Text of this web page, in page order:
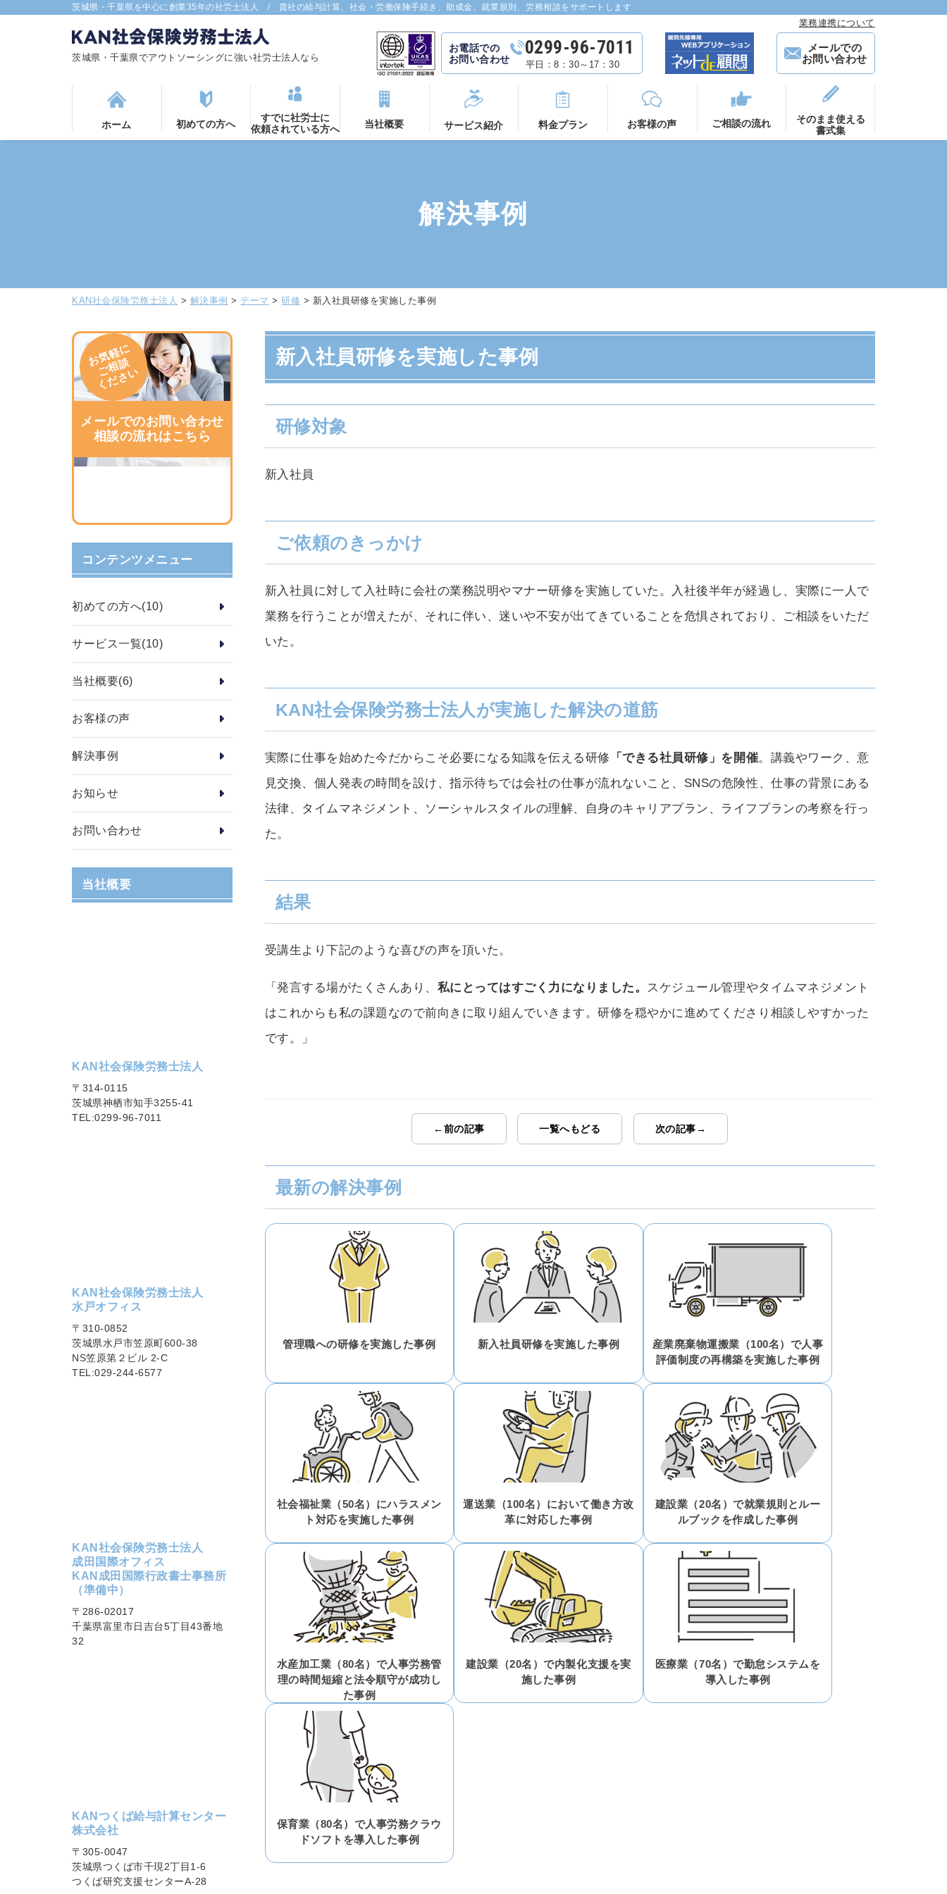
茨城県・千葉県を中心に創業35年の社労士法人 / 貴社の給与計算、社会・労働保険手続き、助成金、就業規則、労務相談をサポートします
茨城県・千葉県でアウトソーシングに強い社労士法人なら
業務連携について
お電話での
お問い合わせ
0299-96-7011
平日：8：30～17：30
メールでの
お問い合わせ
ホーム 初めての方へ
すでに社労士に
依頼されている方へ
当社概要 サービス紹介 料金プラン お客様の声 ご相談の流れ
そのまま使える
書式集
解決事例
KAN社会保険労務士法人 > 解決事例 > テーマ >研修 > 新入社員研修を実施した事例
お気軽に
ご相談
ください
メールでのお問い合わせ
相談の流れはこちら
コンテンツメニュー
初めての方へ(10)
サービス一覧(10)
当社概要(6)
お客様の声
解決事例
お知らせ
お問い合わせ
当社概要
KAN社会保険労務士法人
〒314-0115
茨城県神栖市知手3255-41
TEL:0299-96-7011
KAN社会保険労務士法人
水戸オフィス
〒310-0852
茨城県水戸市笠原町600-38
NS笠原第２ビル 2-C
TEL:029-244-6577
KAN社会保険労務士法人
成田国際オフィス
KAN成田国際行政書士事務所
（準備中）
〒286-02017
千葉県富里市日吉台5丁目43番地
32
KANつくば給与計算センター
株式会社
〒305-0047
茨城県つくば市千現2丁目1-6
つくば研究支援センターA-28
新入社員研修を実施した事例
研修対象
新入社員
ご依頼のきっかけ
新入社員に対して入社時に会社の業務説明やマナー研修を実施していた。入社後半年が経過し、実際に一人で
業務を行うことが増えたが、それに伴い、迷いや不安が出てきていることを危惧されており、ご相談をいただ
いた。
KAN社会保険労務士法人が実施した解決の道筋
実際に仕事を始めた今だからこそ必要になる知識を伝える研修 「できる社員研修」を開催。講義やワーク、意
見交換、個人発表の時間を設け、指示待ちでは会社の仕事が流れないこと、SNSの危険性、仕事の背景にある
法律、タイムマネジメント、ソーシャルスタイルの理解、自身のキャリアプラン、ライフプランの考察を行っ
た。
結果
受講生より下記のような喜びの声を頂いた。
「発言する場がたくさんあり、 私にとってはすごく力になりました。 スケジュール管理やタイムマネジメント
はこれからも私の課題なので前向きに取り組んでいきます。研修を穏やかに進めてくださり相談しやすかった
です。」
←前の記事 一覧へもどる 次の記事→
最新の解決事例
管理職への研修を実施した事例 新入社員研修を実施した事例
産業廃棄物運搬業（100名）で人事
評価制度の再構築を実施した事例
社会福祉業（50名）にハラスメン
ト対応を実施した事例
運送業（100名）において働き方改
革に対応した事例
建設業（20名）で就業規則とルー
ルブックを作成した事例
水産加工業（80名）で人事労務管
理の時間短縮と法令順守が成功し
た事例
建設業（20名）で内製化支援を実
施した事例
医療業（70名）で勤怠システムを
導入した事例
保育業（80名）で人事労務クラウ
ドソフトを導入した事例